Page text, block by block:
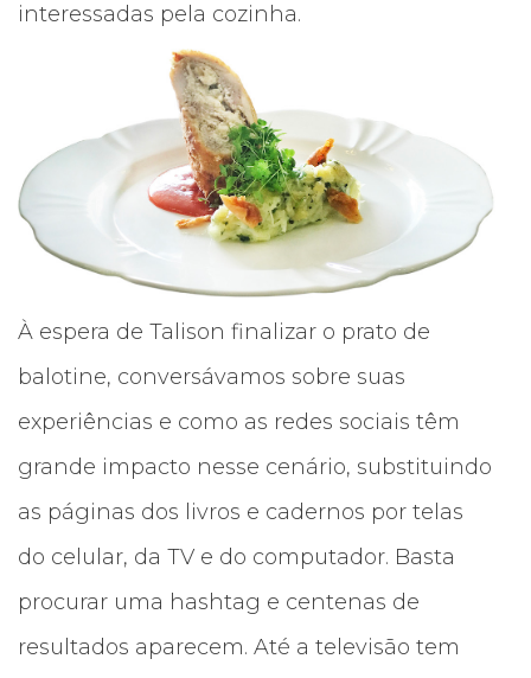
interessadas pela cozinha.
À espera de Talison finalizar o prato de
balotine, conversávamos sobre suas
experiências e como as redes sociais têm
grande impacto nesse cenário, substituindo
as páginas dos livros e cadernos por telas
do celular, da TV e do computador. Basta
procurar uma hashtag e centenas de
resultados aparecem. Até a televisão tem